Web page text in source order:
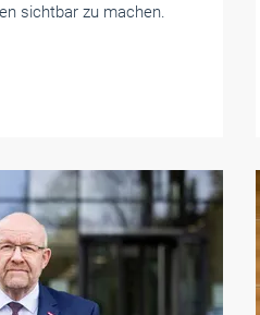
sichtbar zu machen.